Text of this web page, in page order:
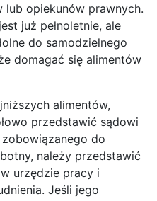
opiekunów prawnych.
już pełnoletnie, ale
do samodzielnego
domagać się alimentów
alimentów,
przedstawić sądowi
do
należy przedstawić
urzędzie pracy i
Jeśli jego